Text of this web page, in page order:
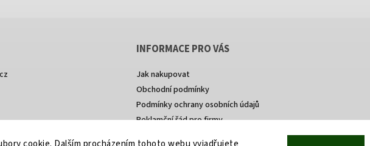
INFORMACE PRO VÁS
Jak nakupovat
Obchodní podmínky
Podmínky ochrany osobních údajů
Reklamční řád pro firmy